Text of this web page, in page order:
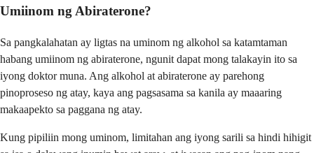
Umiinom ng Abiraterone?
Sa pangkalahatan ay ligtas na uminom ng alkohol sa katamtaman
habang umiinom ng abiraterone, ngunit dapat mong talakayin ito sa
iyong doktor muna. Ang alkohol at abiraterone ay parehong
pinoproseso ng atay, kaya ang pagsasama sa kanila ay maaaring
makaapekto sa paggana ng atay.
Kung pipiliin mong uminom, limitahan ang iyong sarili sa hindi hihigit